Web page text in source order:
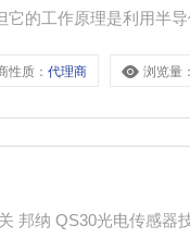
的工作原理是利用半
传感器解析，磁电式
性质：代理商 浏览量